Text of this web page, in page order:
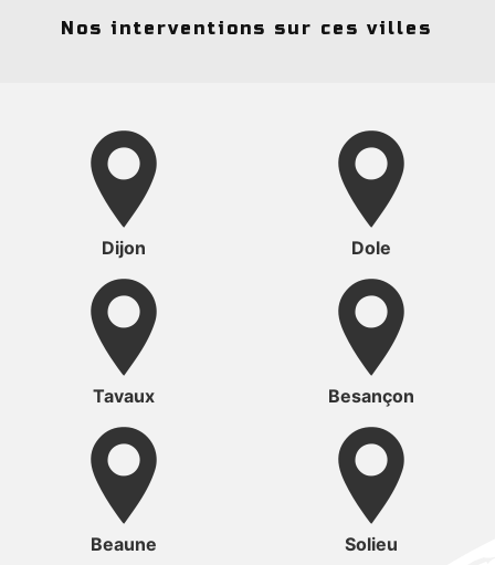
Nos interventions sur ces villes
Dijon Dole
Tavaux Besançon
Beaune Solieu